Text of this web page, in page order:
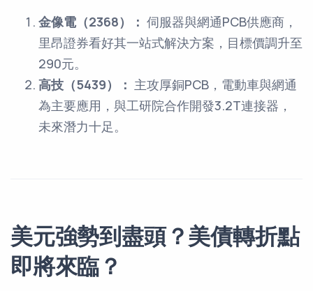
金像電（2368）： 伺服器與網通PCB供應商，
里昂證券看好其一站式解決方案，目標價調升至
290元。
高技（5439）： 主攻厚銅PCB，電動車與網通
為主要應用，與工研院合作開發3.2T連接器，
未來潛力十足。
美元強勢到盡頭？美債轉折點
即將來臨？